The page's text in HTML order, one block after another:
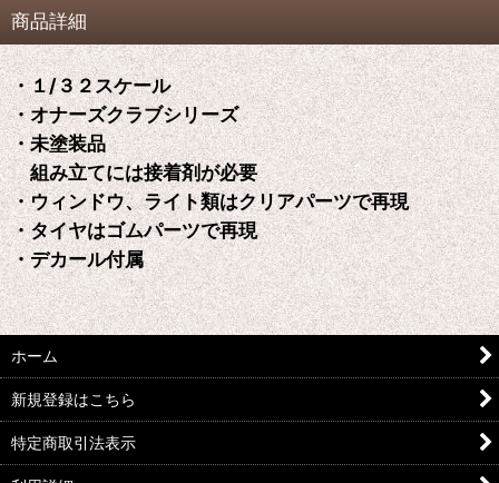
商品詳細
・１/３２スケール
・オナーズクラブシリーズ
・未塗装品
組み立てには接着剤が必要
・ウィンドウ、ライト類はクリアパーツで再現
・タイヤはゴムパーツで再現
・デカール付属
ホーム
新規登録はこちら
特定商取引法表示